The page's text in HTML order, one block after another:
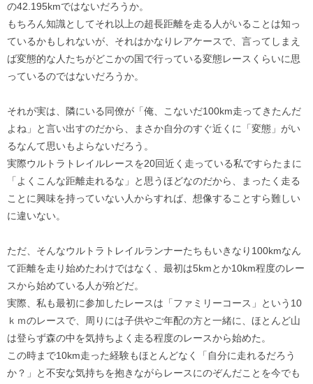
の42.195kmではないだろうか。
もちろん知識としてそれ以上の超長距離を走る人がいることは知っ
ているかもしれないが、それはかなりレアケースで、言ってしまえ
ば変態的な人たちがどこかの国で行っている変態レースくらいに思
っているのではないだろうか。
それが実は、隣にいる同僚が「俺、こないだ100km走ってきたんだ
よね」と言い出すのだから、まさか自分のすぐ近くに「変態」がい
るなんて思いもよらないだろう。
実際ウルトラトレイルレースを20回近く走っている私ですらたまに
「よくこんな距離走れるな」と思うほどなのだから、まったく走る
ことに興味を持っていない人からすれば、想像することすら難しい
に違いない。
ただ、そんなウルトラトレイルランナーたちもいきなり100kmなん
て距離を走り始めたわけではなく、最初は5kmとか10km程度のレー
スから始めている人が殆どだ。
実際、私も最初に参加したレースは「ファミリーコース」という10
ｋｍのレースで、周りには子供やご年配の方と一緒に、ほとんど山
は登らず森の中を気持ちよく走る程度のレースから始めた。
この時まで10km走った経験もほとんどなく「自分に走れるだろう
か？」と不安な気持ちを抱きながらレースにのぞんだことを今でも